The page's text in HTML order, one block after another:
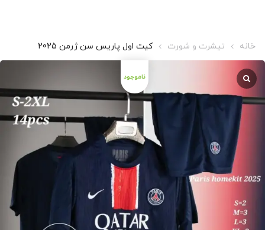
خانه تیشرت و شورت کیت اول پاریس سن ژرمن 2025